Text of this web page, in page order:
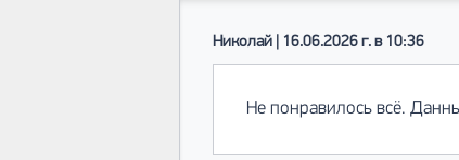
Николай | 16.06.2026 г. в 10:36
Не понравилось всё.